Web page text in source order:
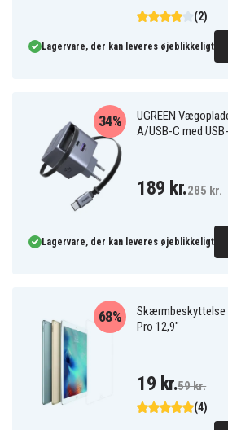
(2)
Lagervare, der kan leveres øjeblikkeligt
UGREEN
A/USB-C med
34%
189 kr.285 kr.
Lagervare, der kan leveres øjeblikkeligt
Skærmbeskyttelse
Pro 12,9"
(4)
68%
19 kr.59 kr.